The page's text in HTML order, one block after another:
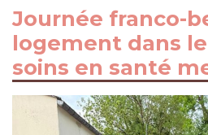
Journée franco-
logement dans
soins en santé